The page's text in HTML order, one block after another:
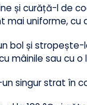
:
și curăță-l de
mai uniforme,
bol și